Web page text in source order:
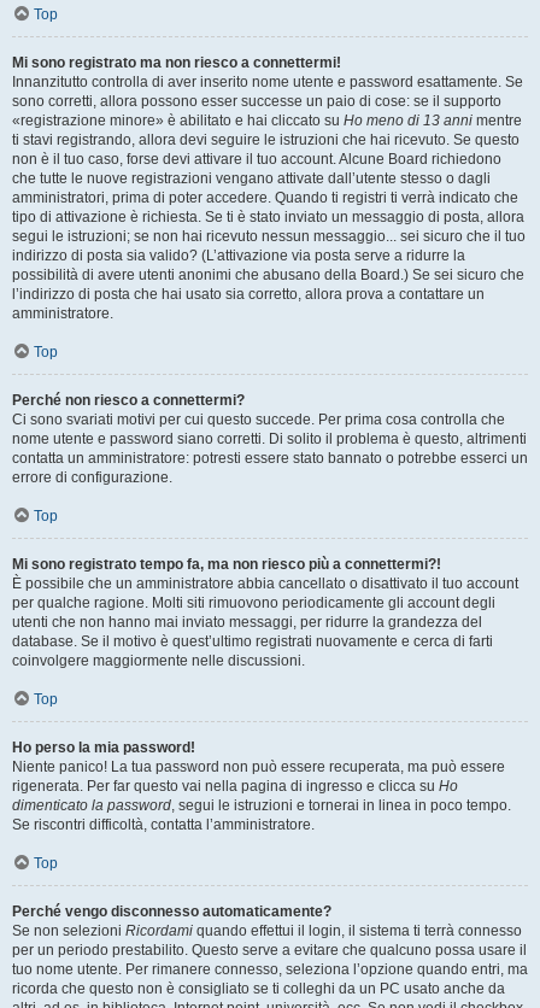
Top
Mi sono registrato ma non riesco a connettermi!
Innanzitutto controlla di aver inserito nome utente e password esattamente. Se
sono corretti, allora possono esser successe un paio di cose: se il supporto
«registrazione minore» è abilitato e hai cliccato su Ho meno di 13 anni mentre
ti stavi registrando, allora devi seguire le istruzioni che hai ricevuto. Se questo
non è il tuo caso, forse devi attivare il tuo account. Alcune Board richiedono
che tutte le nuove registrazioni vengano attivate dall’utente stesso o dagli
amministratori, prima di poter accedere. Quando ti registri ti verrà indicato che
tipo di attivazione è richiesta. Se ti è stato inviato un messaggio di posta, allora
segui le istruzioni; se non hai ricevuto nessun messaggio... sei sicuro che il tuo
indirizzo di posta sia valido? (L’attivazione via posta serve a ridurre la
possibilità di avere utenti anonimi che abusano della Board.) Se sei sicuro che
l’indirizzo di posta che hai usato sia corretto, allora prova a contattare un
amministratore.
Top
Perché non riesco a connettermi?
Ci sono svariati motivi per cui questo succede. Per prima cosa controlla che
nome utente e password siano corretti. Di solito il problema è questo, altrimenti
contatta un amministratore: potresti essere stato bannato o potrebbe esserci un
errore di configurazione.
Top
Mi sono registrato tempo fa, ma non riesco più a connettermi?!
È possibile che un amministratore abbia cancellato o disattivato il tuo account
per qualche ragione. Molti siti rimuovono periodicamente gli account degli
utenti che non hanno mai inviato messaggi, per ridurre la grandezza del
database. Se il motivo è quest’ultimo registrati nuovamente e cerca di farti
coinvolgere maggiormente nelle discussioni.
Top
Ho perso la mia password!
Niente panico! La tua password non può essere recuperata, ma può essere
rigenerata. Per far questo vai nella pagina di ingresso e clicca su Ho
dimenticato la password, segui le istruzioni e tornerai in linea in poco tempo.
Se riscontri difficoltà, contatta l’amministratore.
Top
Perché vengo disconnesso automaticamente?
Se non selezioni Ricordami quando effettui il login, il sistema ti terrà connesso
per un periodo prestabilito. Questo serve a evitare che qualcuno possa usare il
tuo nome utente. Per rimanere connesso, seleziona l’opzione quando entri, ma
ricorda che questo non è consigliato se ti colleghi da un PC usato anche da